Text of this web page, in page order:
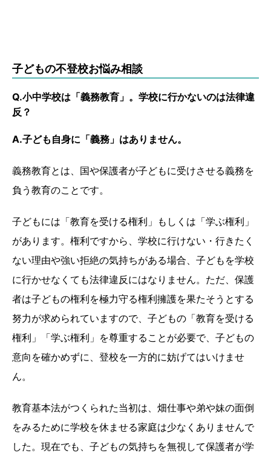
子どもの不登校お悩み相談
Q.小中学校は「義務教育」。学校に行かないのは法律違
反？
A.子ども自身に「義務」はありません。
義務教育とは、国や保護者が子どもに受けさせる義務を
負う教育のことです。
子どもには「教育を受ける権利」もしくは「学ぶ権利」
があります。権利ですから、学校に行けない・行きたく
ない理由や強い拒絶の気持ちがある場合、子どもを学校
に行かせなくても法律違反にはなりません。ただ、保護
者は子どもの権利を極力守る権利擁護を果たそうとする
努力が求められていますので、子どもの「教育を受ける
権利」「学ぶ権利」を尊重することが必要で、子どもの
意向を確かめずに、登校を一方的に妨げてはいけませ
ん。
教育基本法がつくられた当初は、畑仕事や弟や妹の面倒
をみるために学校を休ませる家庭は少なくありませんで
した。現在でも、子どもの気持ちを無視して保護者が学